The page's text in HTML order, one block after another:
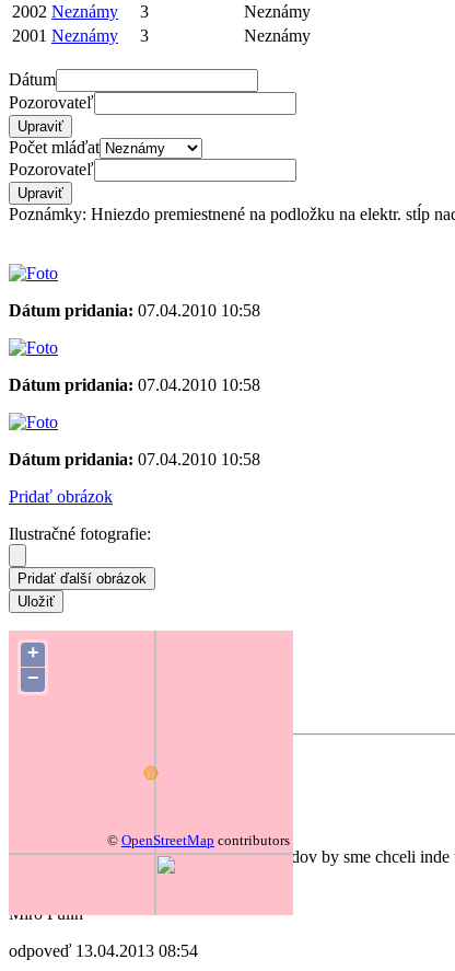
2002 Neznámy 3
Neznámy
2001 Neznámy 3 Neznámy
Dátum
Pozorovateľ
Počet mláďat
Pozorovateľ
Poznámky: Hniezdo premiestnené na podložku na elektr. stĺp
Dátum pridania: 07.04.2010 10:58
Dátum pridania: 07.04.2010 10:58
Dátum pridania: 07.04.2010 10:58
Pridať obrázok
Ilustračné fotografie:
+
−
© OpenStreetMap contributors
Súradnice hniezda:
Zmeniť polohu na mape
Dobrý deň, z vážnych zdravotných dôvodov by sme chceli
Miro Fulín
odpoveď 13.04.2013 08:54